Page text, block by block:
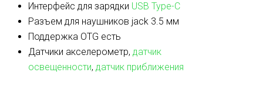
Интерфейс для зарядки USB Type-C
Разъем для наушников jack 3.5 мм
Поддержка OTG есть
Датчики акселерометр, датчик
освещенности, датчик приближения